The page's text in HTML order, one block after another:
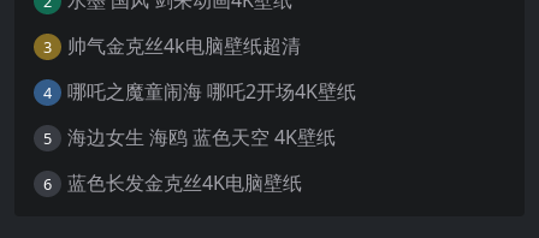
3 帅气金克丝4k电脑壁纸超清
4 哪吒之魔童闹海 哪吒2开场4K壁纸
5 海边女生 海鸥 蓝色天空 4K壁纸
6 蓝色长发金克丝4K电脑壁纸